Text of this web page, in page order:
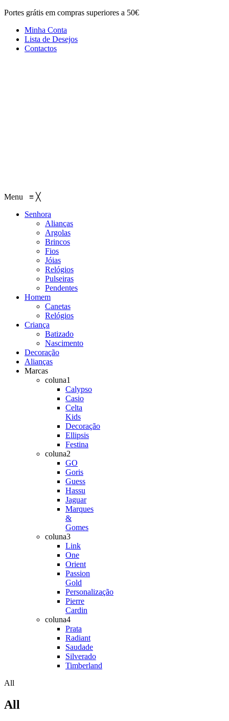
Portes grátis em compras superiores a 50€
Minha Conta
Lista de Desejos
Contactos
Menu ≡ ╳
Senhora
Alianças
Argolas
Brincos
Fios
Jóias
Relógios
Pulseiras
Pendentes
Homem
Canetas
Relógios
Criança
Batizado
Nascimento
Decoração
Alianças
Marcas
coluna1
Calypso
Casio
Celta
Kids
Decoração
Ellipsis
Festina
coluna2
GO
Goris
Guess
Hassu
Jaguar
Marques
&
Gomes
coluna3
Link
One
Orient
Passion
Gold
Personalização
Pierre
Cardin
coluna4
Prata
Radiant
Saudade
Silverado
Timberland
All
All